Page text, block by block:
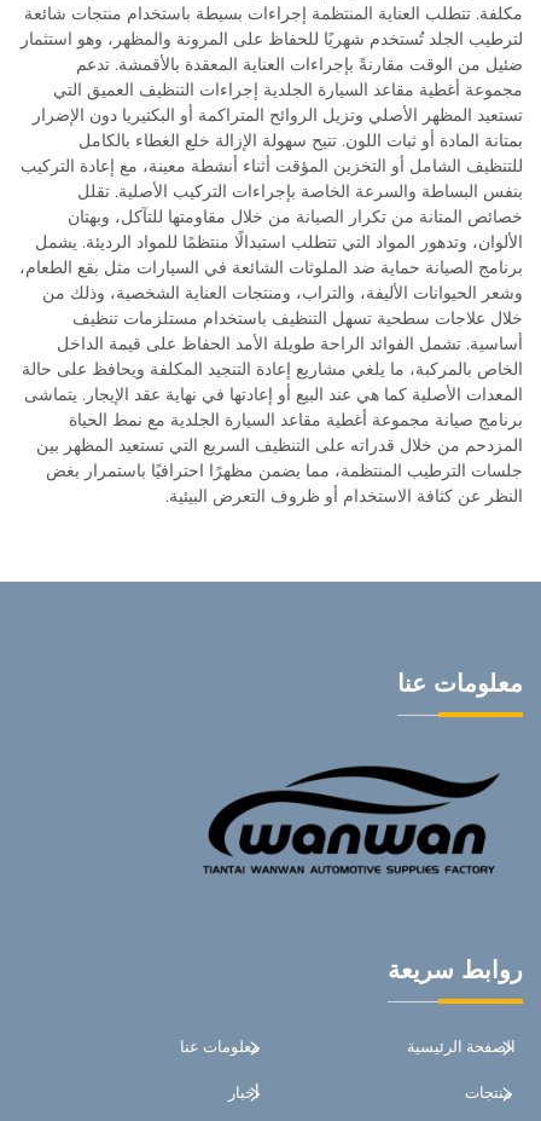
مكلفة. تتطلب العناية المنتظمة إجراءات بسيطة باستخدام منتجات شائعة
لترطيب الجلد تُستخدم شهريًا للحفاظ على المرونة والمظهر، وهو استثمار
ضئيل من الوقت مقارنةً بإجراءات العناية المعقدة بالأقمشة. تدعم
مجموعة أغطية مقاعد السيارة الجلدية إجراءات التنظيف العميق التي
تستعيد المظهر الأصلي وتزيل الروائح المتراكمة أو البكتيريا دون الإضرار
بمتانة المادة أو ثبات اللون. تتيح سهولة الإزالة خلع الغطاء بالكامل
للتنظيف الشامل أو التخزين المؤقت أثناء أنشطة معينة، مع إعادة التركيب
بنفس البساطة والسرعة الخاصة بإجراءات التركيب الأصلية. تقلل
خصائص المتانة من تكرار الصيانة من خلال مقاومتها للتآكل، وبهتان
الألوان، وتدهور المواد التي تتطلب استبدالًا منتظمًا للمواد الرديئة. يشمل
برنامج الصيانة حماية ضد الملوثات الشائعة في السيارات مثل بقع الطعام،
وشعر الحيوانات الأليفة، والتراب، ومنتجات العناية الشخصية، وذلك من
خلال علاجات سطحية تسهل التنظيف باستخدام مستلزمات تنظيف
أساسية. تشمل الفوائد الراحة طويلة الأمد الحفاظ على قيمة الداخل
الخاص بالمركبة، ما يلغي مشاريع إعادة التنجيد المكلفة ويحافظ على حالة
المعدات الأصلية كما هي عند البيع أو إعادتها في نهاية عقد الإيجار. يتماشى
برنامج صيانة مجموعة أغطية مقاعد السيارة الجلدية مع نمط الحياة
المزدحم من خلال قدراته على التنظيف السريع التي تستعيد المظهر بين
جلسات الترطيب المنتظمة، مما يضمن مظهرًا احترافيًا باستمرار بغض
النظر عن كثافة الاستخدام أو ظروف التعرض البيئية.
معلومات عنا
روابط سريعة
الصفحة الرئيسية معلومات عنا
منتجات أخبار